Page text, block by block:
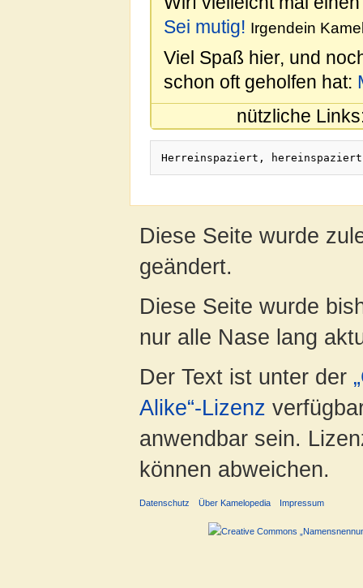
Sei mutig! Irgendein
Viel Spaß hier, und
schon oft geholfen hat:
nützliche
Herreinspaziert,
Diese Seite wurde
geändert.
Diese Seite wurde
nur alle Nase lang
Der Text ist unter der
Alike“-Lizenz
anwendbar sein.
können abweichen.
Datenschutz Über Kamelopedia Impressum